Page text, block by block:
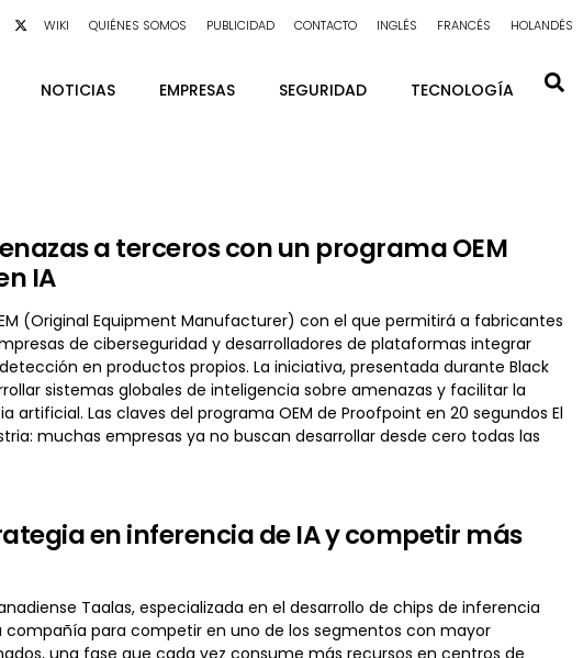
WIKI QUIÉNES SOMOS PUBLICIDAD CONTACTO INGLÉS FRANCÉS HOLANDÉS
NOTICIAS EMPRESAS SEGURIDAD TECNOLOGÍA
a terceros con un programa OEM
IA
(Original Equipment Manufacturer) con el que permitirá a fabricantes
de ciberseguridad y desarrolladores de plataformas integrar
en productos propios. La iniciativa, presentada durante Black
sistemas globales de inteligencia sobre amenazas y facilitar la
Las claves del programa OEM de Proofpoint en 20 segundos El
muchas empresas ya no buscan desarrollar desde cero todas las
en inferencia de IA y competir más
Taalas, especializada en el desarrollo de chips de inferencia
para competir en uno de los segmentos con mayor
una fase que cada vez consume más recursos en centros de